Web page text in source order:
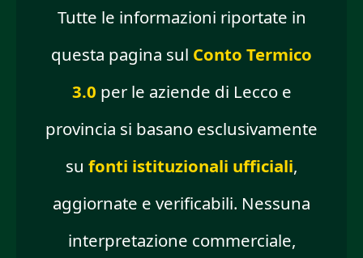
Tutte le informazioni riportate in
questa pagina sul Conto Termico
3.0 per le aziende di Lecco e
provincia si basano esclusivamente
su fonti istituzionali ufficiali,
aggiornate e verificabili. Nessuna
interpretazione commerciale,